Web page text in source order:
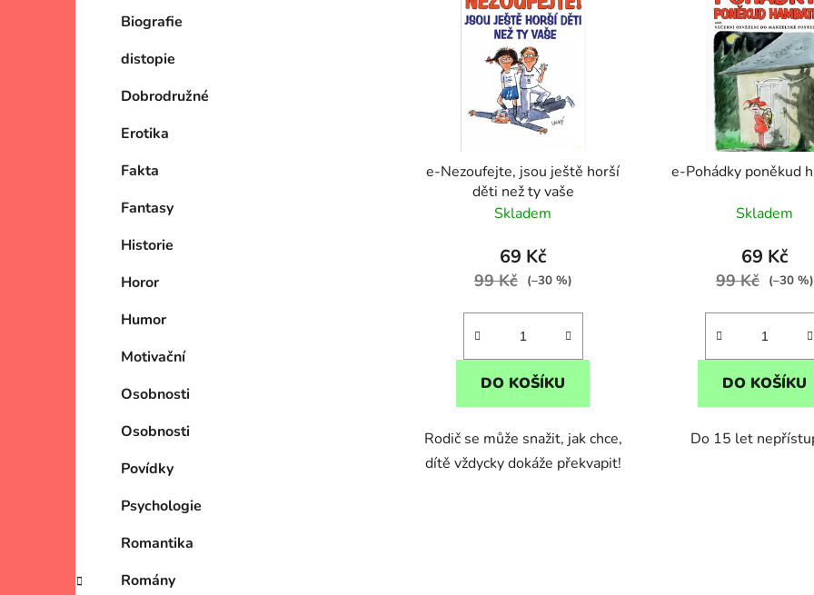
Biografie
distopie
Dobrodružné
Erotika
Fakta
Fantasy
Historie
Horor
Humor
Motivační
Osobnosti
Osobnosti
Povídky
Psychologie
Romantika
Romány
e-Nezoufejte, jsou ještě horší
děti než ty vaše
Skladem
69 Kč
99 Kč (–30 %)
DO KOŠÍKU
Rodič se může snažit, jak chce,
dítě vždycky dokáže překvapit!
e-Pohádky poněkud
Skladem
69 Kč
99 Kč (–30 %)
DO KOŠÍKU
Do 15 let